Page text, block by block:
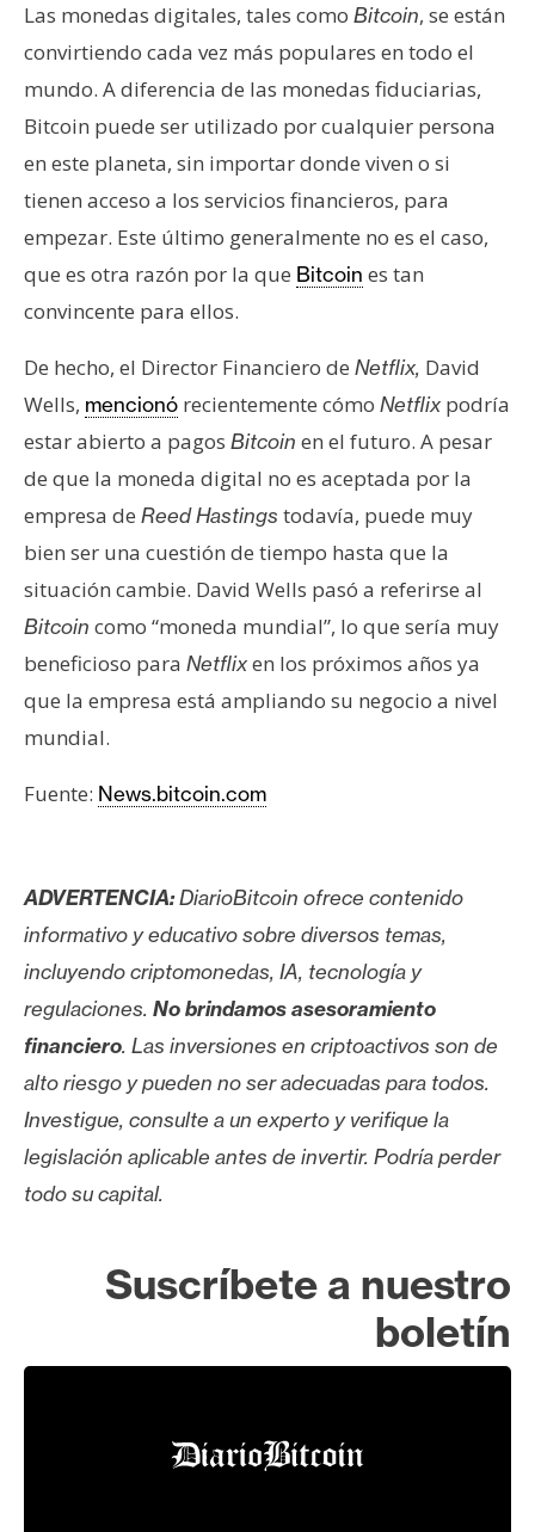
Las monedas digitales, tales como Bitcoin, se están
convirtiendo cada vez más populares en todo el
mundo. A diferencia de las monedas fiduciarias,
Bitcoin puede ser utilizado por cualquier persona
en este planeta, sin importar donde viven o si
tienen acceso a los servicios financieros, para
empezar. Este último generalmente no es el caso,
que es otra razón por la que Bitcoin es tan
convincente para ellos.
De hecho, el Director Financiero de Netflix, David
Wells, mencionó recientemente cómo Netflix podría
estar abierto a pagos Bitcoin en el futuro. A pesar
de que la moneda digital no es aceptada por la
empresa de Reed Hastings todavía, puede muy
bien ser una cuestión de tiempo hasta que la
situación cambie. David Wells pasó a referirse al
Bitcoin como “moneda mundial”, lo que sería muy
beneficioso para Netflixen los próximos años ya
que la empresa está ampliando su negocio a nivel
mundial.
Fuente: News.bitcoin.com
ADVERTENCIA:DiarioBitcoin ofrece contenido
informativo y educativo sobre diversos temas,
incluyendo criptomonedas, IA, tecnología y
regulaciones. No brindamos asesoramiento
financiero. Las inversiones en criptoactivos son de
alto riesgo y pueden no ser adecuadas para todos.
Investigue, consulte a un experto y verifique la
legislación aplicable antes de invertir. Podría perder
todo su capital.
Suscríbete a nuestro
boletín